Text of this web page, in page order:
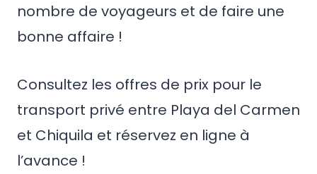
nombre de voyageurs et de faire une
bonne affaire !
Consultez les offres de prix pour le
transport privé entre Playa del Carmen
et Chiquila et réservez en ligne à
l’avance !